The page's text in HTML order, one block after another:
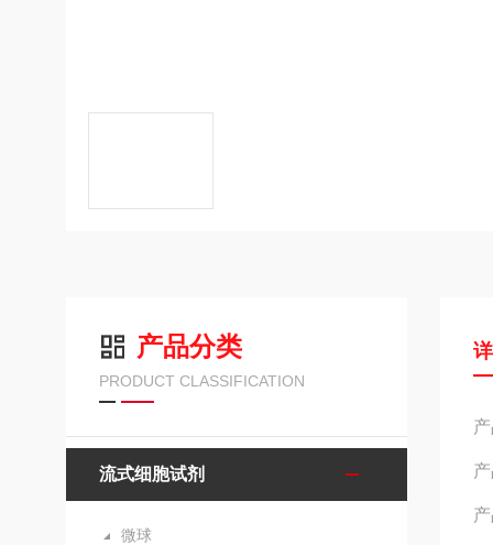
产品分类
PRODUCT CLASSIFICATION
流式细胞试剂
微球